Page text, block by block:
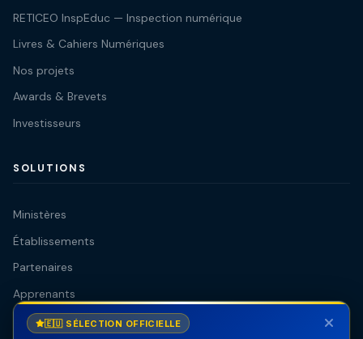
RETICEO InspEduc — Inspection numérique
Livres & Cahiers Numériques
Nos projets
Awards & Brevets
Investisseurs
SOLUTIONS
Ministères
Établissements
Partenaires
Apprenants
Éditeurs & Auteurs
🇪🇺 SÉLECTION OFFICIELLE